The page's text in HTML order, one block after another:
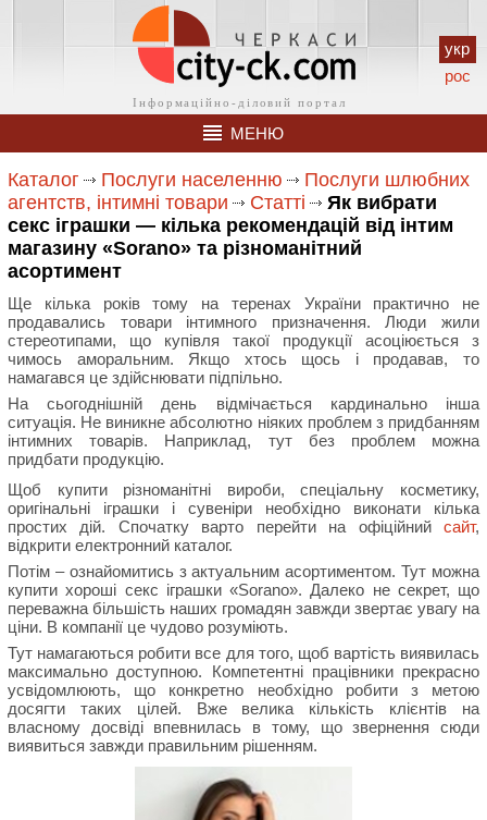
укр
рос
МЕНЮ
Каталог Послуги населенню
Послуги шлюбних
агентств, інтимні товари
Статті
Як вибрати
секс іграшки — кілька рекомендацій від інтим
магазину «Sorano» та різноманітний
асортимент
Ще кілька років тому на теренах України практично не
продавались товари інтимного призначення. Люди жили
стереотипами, що купівля такої продукції асоціюється з
чимось аморальним. Якщо хтось щось і продавав, то
намагався це здійснювати підпільно.
На сьогоднішній день відмічається кардинально інша
ситуація. Не виникне абсолютно ніяких проблем з придбанням
інтимних товарів. Наприклад, тут без проблем можна
придбати продукцію.
Щоб купити різноманітні вироби, спеціальну косметику,
оригінальні іграшки і сувеніри необхідно виконати кілька
простих дій. Спочатку варто перейти на офіційний сайт,
відкрити електронний каталог.
Потім – ознайомитись з актуальним асортиментом. Тут можна
купити хороші секс іграшки «Sorano». Далеко не секрет, що
переважна більшість наших громадян завжди звертає увагу на
ціни. В компанії це чудово розуміють.
Тут намагаються робити все для того, щоб вартість виявилась
максимально доступною. Компетентні працівники прекрасно
усвідомлюють, що конкретно необхідно робити з метою
досягти таких цілей. Вже велика кількість клієнтів на
власному досвіді впевнилась в тому, що звернення сюди
виявиться завжди правильним рішенням.